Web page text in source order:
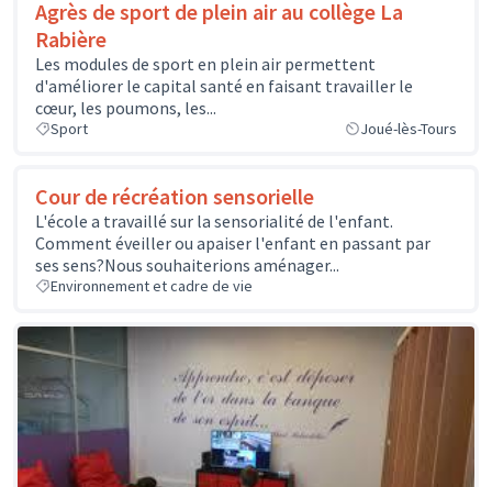
Agrès de sport de plein air au collège La
Rabière
Les modules de sport en plein air permettent
d'améliorer le capital santé en faisant travailler le
cœur, les poumons, les...
Sport Joué-lès-Tours
Cour de récréation sensorielle
L'école a travaillé sur la sensorialité de l'enfant.
Comment éveiller ou apaiser l'enfant en passant par
ses sens?Nous souhaiterions aménager...
Environnement et cadre de vie